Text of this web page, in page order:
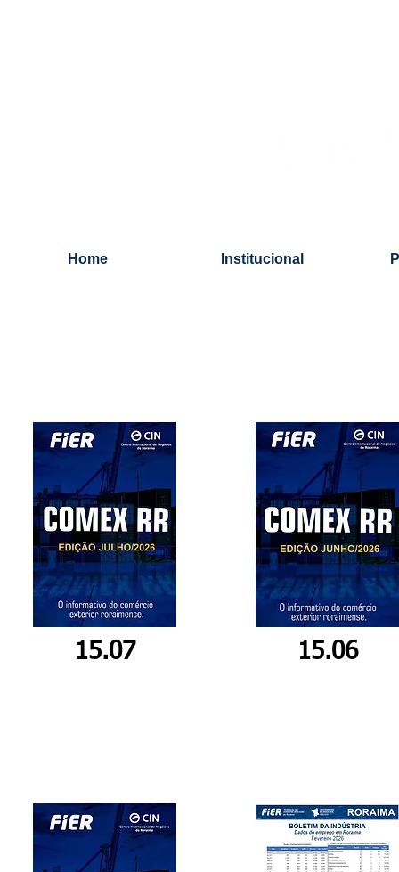
15.07 15.06
Home Institucional